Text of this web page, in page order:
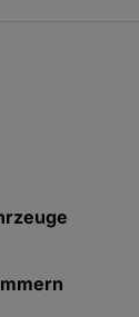
(KLAT)
(KLAT)